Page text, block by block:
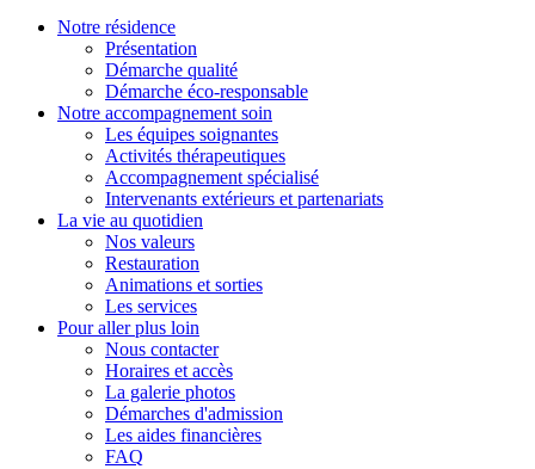
Notre résidence
Présentation
Démarche qualité
Démarche éco-responsable
Notre accompagnement soin
Les équipes soignantes
Activités thérapeutiques
Accompagnement spécialisé
Intervenants extérieurs et partenariats
La vie au quotidien
Nos valeurs
Restauration
Animations et sorties
Les services
Pour aller plus loin
Nous contacter
Horaires et accès
La galerie photos
Démarches d'admission
Les aides financières
FAQ